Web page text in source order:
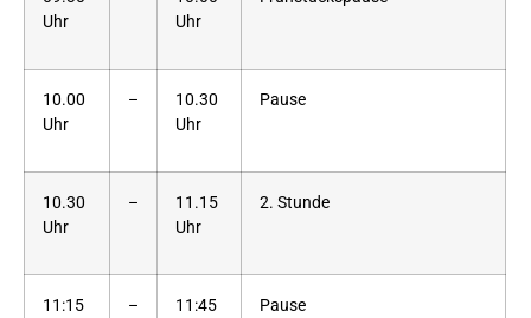
Uhr
Uhr
10.00
Uhr
–
10.30
Uhr
Pause
10.30
Uhr
–
11.15
Uhr
2. Stunde
11:15
–
11:45
Pause